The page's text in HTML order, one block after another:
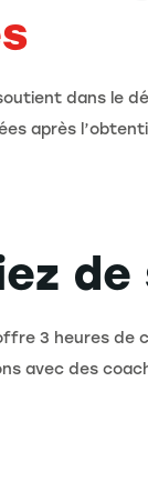
dans le
après
offre 3 heures
avec des